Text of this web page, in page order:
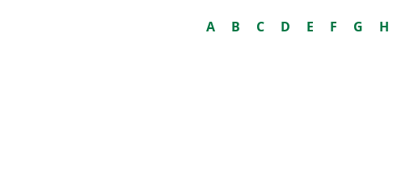
A
B C D E F G H